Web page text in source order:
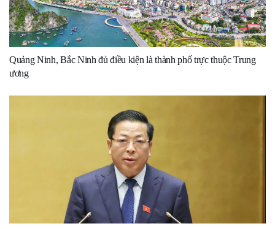
Quảng Ninh, Bắc Ninh đủ điều kiện là thành phố trực thuộc Trung
ương